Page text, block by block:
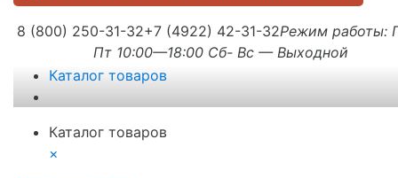
8 (800) 250-31-32+7 (4922) 42-31-32Режим работы:
Пт 10:00—18:00 Сб- Вс — Выходной
Каталог товаров
Каталог товаров
×